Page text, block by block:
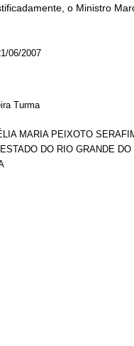
o Ministro
06/2007
Turma
MARIA PEIXOTO
DO RIO GRANDE